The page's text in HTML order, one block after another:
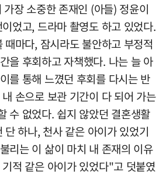
장 소중한 존재인 (아들) 정윤이
었고, 드라마 촬영도 하고 있었다.
때마다, 잠시라도 불안하고 부정적
을 후회하고 자책했다. 나는 늘 아
를 통해 느꼈던 후회를 다시는 반
손으로 보관 기간이 다 되어 가는
수 없었다. 쉽지 않았던 결혼생활
단 하나, 천사 같은 아이가 있었기
리는 이 삶이 마치 내 존재의 이유
적 같은 아이가 있었다"고 덧붙였